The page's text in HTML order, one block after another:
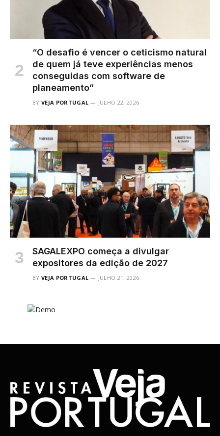
“O desafio é vencer o ceticismo natural
de quem já teve experiências menos
conseguidas com software de
planeamento”
BY VEJA PORTUGAL JULHO 22, 2026
SAGALEXPO começa a divulgar
expositores da edição de 2027
BY VEJA PORTUGAL JULHO 21, 2026